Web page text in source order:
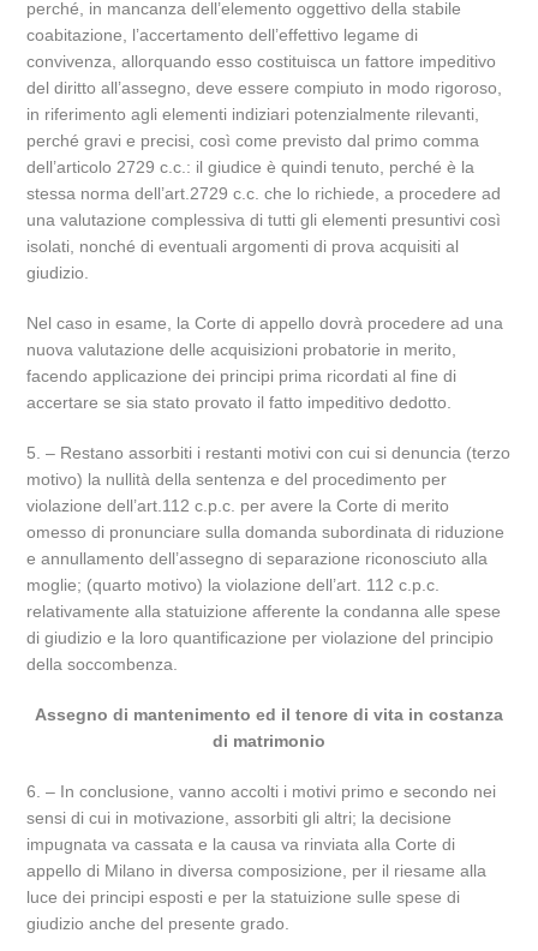
perché, in mancanza dell’elemento oggettivo della stabile
coabitazione, l’accertamento dell’effettivo legame di
convivenza, allorquando esso costituisca un fattore impeditivo
del diritto all’assegno, deve essere compiuto in modo rigoroso,
in riferimento agli elementi indiziari potenzialmente rilevanti,
perché gravi e precisi, così come previsto dal primo comma
dell’articolo 2729 c.c.: il giudice è quindi tenuto, perché è la
stessa norma dell’art.2729 c.c. che lo richiede, a procedere ad
una valutazione complessiva di tutti gli elementi presuntivi così
isolati, nonché di eventuali argomenti di prova acquisiti al
giudizio.
Nel caso in esame, la Corte di appello dovrà procedere ad una
nuova valutazione delle acquisizioni probatorie in merito,
facendo applicazione dei principi prima ricordati al fine di
accertare se sia stato provato il fatto impeditivo dedotto.
5. – Restano assorbiti i restanti motivi con cui si denuncia (terzo
motivo) la nullità della sentenza e del procedimento per
violazione dell’art.112 c.p.c. per avere la Corte di merito
omesso di pronunciare sulla domanda subordinata di riduzione
e annullamento dell’assegno di separazione riconosciuto alla
moglie; (quarto motivo) la violazione dell’art. 112 c.p.c.
relativamente alla statuizione afferente la condanna alle spese
di giudizio e la loro quantificazione per violazione del principio
della soccombenza.
Assegno di mantenimento ed il tenore di vita in costanza
di matrimonio
6. – In conclusione, vanno accolti i motivi primo e secondo nei
sensi di cui in motivazione, assorbiti gli altri; la decisione
impugnata va cassata e la causa va rinviata alla Corte di
appello di Milano in diversa composizione, per il riesame alla
luce dei principi esposti e per la statuizione sulle spese di
giudizio anche del presente grado.